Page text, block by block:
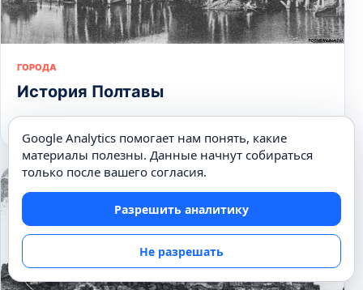
ГОРОДА
История Полтавы
Google Analytics помогает нам понять, какие
материалы полезны. Данные начнут собираться
только после вашего согласия.
Разрешить аналитику
Не разрешать